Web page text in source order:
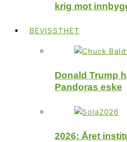
krig mot
BEVISSTHET
Donald Trump
Pandoras eske
2026: Året